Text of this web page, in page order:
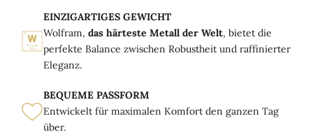
EINZIGARTIGES GEWICHT
Wolfram, das härteste Metall der Welt, bietet die
perfekte Balance zwischen Robustheit und raffinierter
Eleganz.
BEQUEME PASSFORM
Entwickelt für maximalen Komfort den ganzen Tag
über.